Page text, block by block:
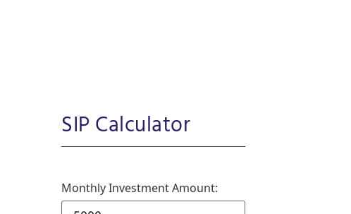
SIP Calculator
Monthly Investment Amount: